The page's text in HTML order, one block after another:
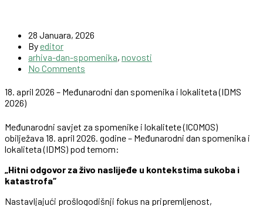
28 Januara, 2026
Byeditor
arhiva-dan-spomenika, novosti
No Comments
18. april 2026 – Međunarodni dan spomenika i lokaliteta (IDMS
2026)
Međunarodni savjet za spomenike i lokalitete (ICOMOS)
obilježava 18. april 2026. godine – Međunarodni dan spomenika i
lokaliteta (IDMS) pod temom:
„Hitni odgovor za živo naslijeđe u kontekstima sukoba i
katastrofa“
Nastavljajući prošlogodišnji fokus na pripremljenost,